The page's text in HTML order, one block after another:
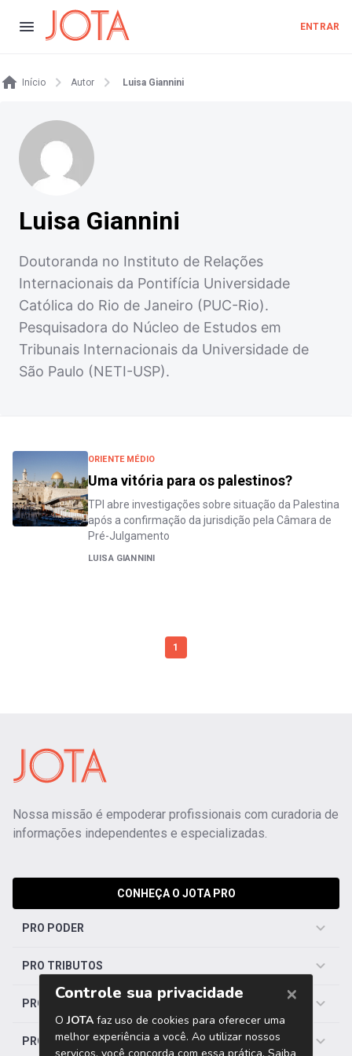
ENTRAR
Início Autor Luisa Giannini
Luisa Giannini
Doutoranda no Instituto de Relações
Internacionais da Pontifícia Universidade
Católica do Rio de Janeiro (PUC-Rio).
Pesquisadora do Núcleo de Estudos em
Tribunais Internacionais da Universidade de
São Paulo (NETI-USP).
ORIENTE MÉDIO
Uma vitória para os palestinos?
TPI abre investigações sobre situação da Palestina
após a confirmação da jurisdição pela Câmara de
Pré-Julgamento
LUISA GIANNINI
1
Nossa missão é empoderar profissionais com curadoria de
informações independentes e especializadas.
CONHEÇA O JOTA PRO
PRO PODER
PRO TRIBUTOS
PRO TRABALHISTA
PRO SAÚDE